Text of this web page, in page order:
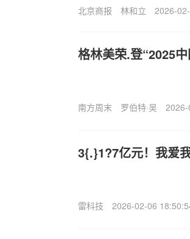
北京商报 林和立 2026-
格林美荣.登“2025
南方周末 罗伯特·吴
3{.}1?7亿元！我爱
雷科技 2026-02-06